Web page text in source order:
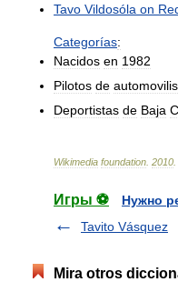
Tavo Vildosóla on
Categorías:
Nacidos en 1982
Pilotos de
Deportistas de Baja
Wikimedia foundation 2010
Игры ⚽
Нужно
Tavito Vásquez
Mira otros